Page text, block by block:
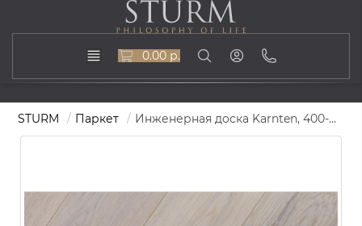
0.00 р.
STURM Паркет Инженерная доска Karnten, 400-1500х185, ST-401-Karnten-185